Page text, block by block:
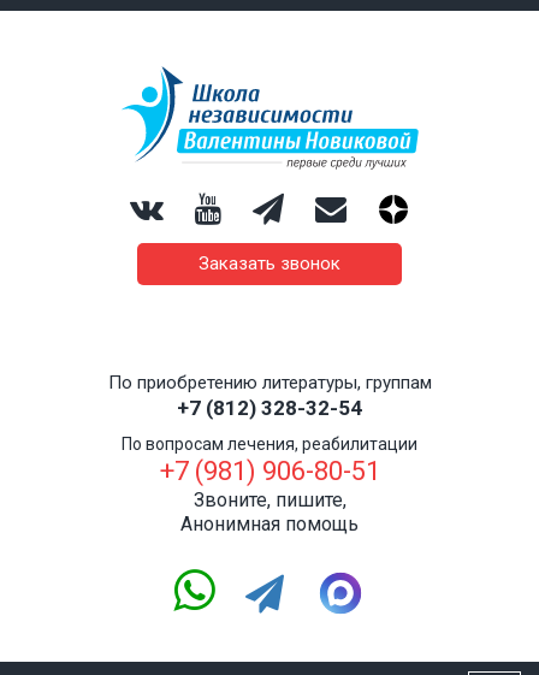
Заказать звонок
По приобретению литературы, группам
+7 (812) 328-32-54
По вопросам лечения, реабилитации
+7 (981) 906-80-51
Звоните, пишите,
Анонимная помощь